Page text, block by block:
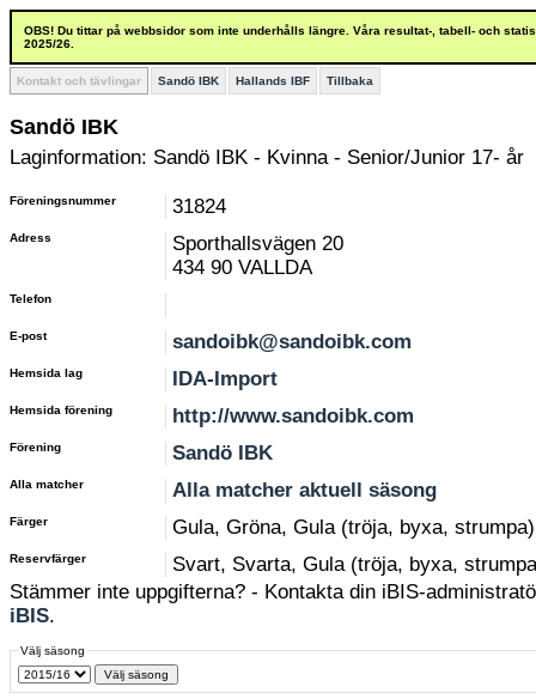
OBS! Du tittar på webbsidor som inte underhålls längre. Våra resultat-, tabell- och
2025/26.
Kontakt och tävlingar Sandö IBK Hallands IBF Tillbaka
Sandö IBK
Laginformation: Sandö IBK - Kvinna - Senior/Junior 17- år
Föreningsnummer 31824
Adress
Sporthallsvägen 20
434 90 VALLDA
Telefon
E-post sandoibk@sandoibk.com
Hemsida lag IDA-Import
Hemsida förening http://www.sandoibk.com
Förening Sandö IBK
Alla matcher Alla matcher aktuell säsong
Färger Gula, Gröna, Gula (tröja, byxa, strumpa)
Reservfärger
Svart, Svarta, Gula (tröja, byxa,
Stämmer inte uppgifterna? - Kontakta din iBIS-
iBIS.
Välj säsong